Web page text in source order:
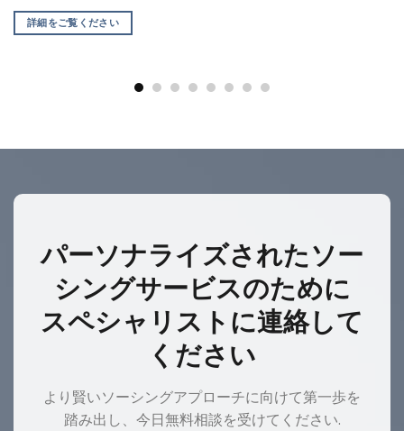
詳細をご覧ください
パーソナライズされたソー
シングサービスのために
スペシャリストに連絡して
ください
より賢いソーシングアプローチに向けて第一歩を
踏み出し、今日無料相談を受けてください.